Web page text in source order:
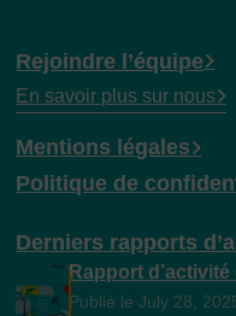
Rejoindre l’équipe
En savoir plus sur nous
Mentions légales
Politique de
Derniers rapports
Rapport d’activité
Publié le July 28,